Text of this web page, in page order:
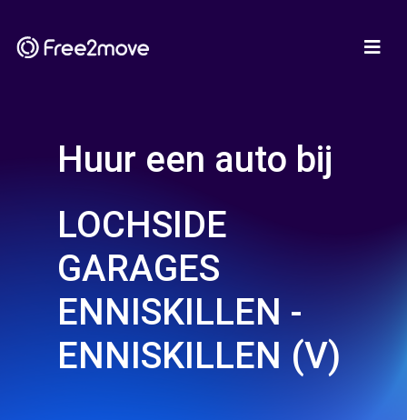
Huur een auto bij
LOCHSIDE
GARAGES
ENNISKILLEN -
ENNISKILLEN (V)